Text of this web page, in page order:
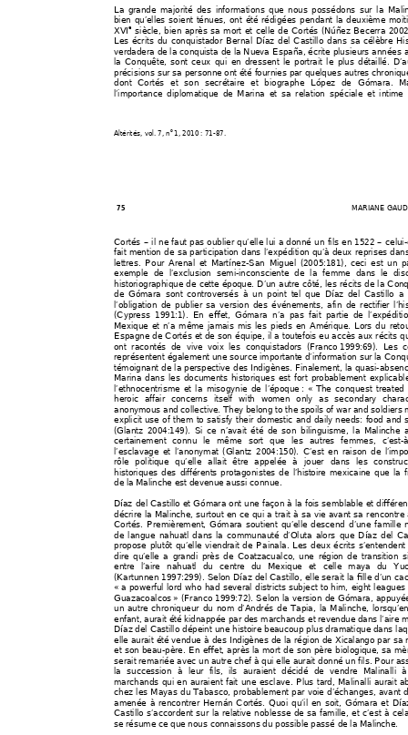
Altérités, vol. 7, no 1, 2010 : 71-87.
La grande majorité des informations que nous possédons sur la
bien qu’elles soient ténues, ont été rédigées pendant la deuxième
XVIe siècle, bien après sa mort et celle de Cortés (Núñez Becerra
Les écrits du conquistador Bernal Díaz del Castillo dans sa célèbre
verdadera de la conquista de la Nueva España, écrite plusieurs années
la Conquête, sont ceux qui en dressent le portrait le plus détaillé.
précisions sur sa personne ont été fournies par quelques autres
dont Cortés et son secrétaire et biographe López de Gómara. M
l’importance diplomatique de Marina et sa relation spéciale et
75
Cortés – il ne faut pas oublier qu’elle lui a donné un fils en 1522 –
fait mention de sa participation dans l’expédition qu’à deux reprises
lettres. Pour Arenal et Martínez-San Miguel (2005:181), ceci est un
exemple de l’exclusion semi-inconsciente de la femme dans le
historiographique de cette époque. D’un autre côté, les récits de la Con
de Gómara sont controversés à un point tel que Díaz del Castillo
l’obligation de publier sa version des événements, afin de rectifier
(Cypress 1991:1). En effet, Gómara n’a pas fait partie de l’e
Mexique et n’a même jamais mis les pieds en Amérique. Lors du
Espagne de Cortés et de son équipe, il a toutefois eu accès aux récits
ont racontés de vive voix les conquistadors (Franco 1999:69). Les
représentent également une source importante d’information sur la
témoignant de la perspective des Indigènes. Finalement, la quasi-
Marina dans les documents historiques est fort probablement
l’ethnocentrisme et la misogynie de l’époque : « The conquest
heroic affair concerns itself with women only as secondary
anonymous and collective. They belong to the spoils of war and soldiers
explicit use of them to satisfy their domestic and daily needs: food and
(Glantz 2004:149). Si ce n’avait été de son bilinguisme, la Malinche
certainement connu le même sort que les autres femmes, c’est-
l’esclavage et l’anonymat (Glantz 2004:150). C’est en raison de
rôle politique qu’elle allait être appelée à jouer dans les
historiques des différents protagonistes de l’histoire mexicaine que la
de la Malinche est devenue aussi connue.
Díaz del Castillo et Gómara ont une façon à la fois semblable et
décrire la Malinche, surtout en ce qui a trait à sa vie avant sa rencontre
Cortés. Premièrement, Gómara soutient qu’elle descend d’une
de langue nahuatl dans la communauté d’Oluta alors que Díaz del
propose plutôt qu’elle viendrait de Painala. Les deux écrits
dire qu’elle a grandi près de Coatzacualco, une région de transition
entre l’aire nahuatl du centre du Mexique et celle maya du
(Kartunnen 1997:299). Selon Díaz del Castillo, elle serait la fille d’un
« a powerful lord who had several districts subject to him, eight
Guazacoalcos » (Franco 1999:72). Selon la version de Gómara,
un autre chroniqueur du nom d’Andrés de Tapia, la Malinche, lorsqu’e
enfant, aurait été kidnappée par des marchands et revendue dans l’aire
Díaz del Castillo dépeint une histoire beaucoup plus dramatique dans
elle aurait été vendue à des Indigènes de la région de Xicalango par sa
et son beau-père. En effet, après la mort de son père biologique, sa mè
serait remariée avec un autre chef à qui elle aurait donné un fils. Pour
la succession à leur fils, ils auraient décidé de vendre Malinalli
marchands qui en auraient fait une esclave. Plus tard, Malinalli aurait
chez les Mayas du Tabasco, probablement par voie d’échanges, avant
amenée à rencontrer Hernán Cortés. Quoi qu’il en soit, Gómara et
Castillo s’accordent sur la relative noblesse de sa famille, et c’est à
se résume ce que nous connaissons du possible passé de la Malinche.